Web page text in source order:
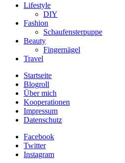
Lifestyle
DIY
Fashion
Schaufensterpuppe
Beauty
Fingernägel
Travel
Startseite
Blogroll
Über mich
Kooperationen
Impressum
Datenschutz
Facebook
Twitter
Instagram